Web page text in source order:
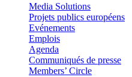
Media Solutions
Projets publics européens
Evénements
Emplois
Agenda
Communiqués de presse
Members’ Circle